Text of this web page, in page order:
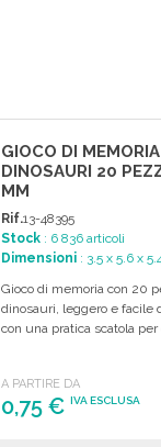
GIOCO DI MEMORIA
DINOSAURI 20
MM
Rif.13-48395
Stock : 6 836 articoli
Dimensioni : 3.5 x 5.6 x
Gioco di memoria con 20
dinosauri, leggero e facile
con una pratica scatola per
A PARTIRE DA
0,75 € IVA ESCLUSA